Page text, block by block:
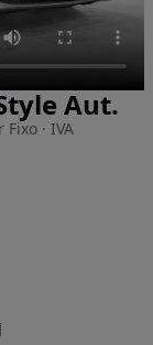
Aut.
· IVA